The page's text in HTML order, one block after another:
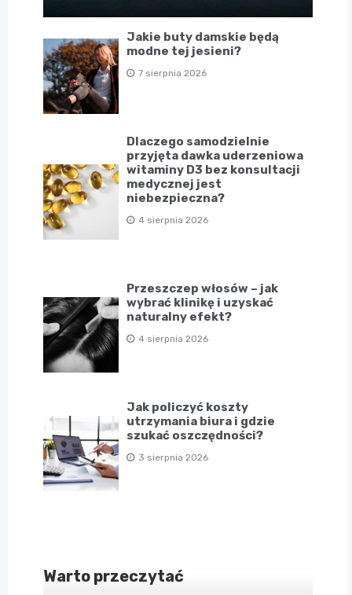
Jakie buty damskie będą
modne tej jesieni?
7 sierpnia 2026
Dlaczego samodzielnie
przyjęta dawka uderzeniowa
witaminy D3 bez konsultacji
medycznej jest
niebezpieczna?
4 sierpnia 2026
Przeszczep włosów – jak
wybrać klinikę i uzyskać
naturalny efekt?
4 sierpnia 2026
Jak policzyć koszty
utrzymania biura i gdzie
szukać oszczędności?
3 sierpnia 2026
Warto przeczytać